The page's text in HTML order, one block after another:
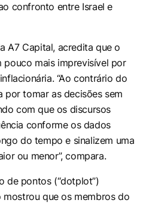
confronto entre Israel e
A7 Capital, acredita que o
pouco mais imprevisível por
“Ao contrário do
por tomar as decisões sem
com que os discursos
conforme os dados
do tempo e sinalizem uma
ou menor”, compara.
de pontos (“dotplot”)
que os membros do